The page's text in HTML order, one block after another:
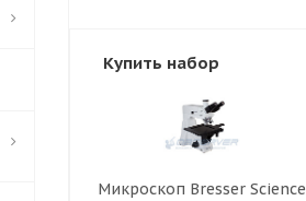
Купить набор
Микроскоп Bresser Science